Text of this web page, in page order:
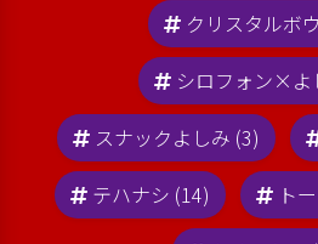
クリスタルボ
シロフォン×よ
スナックよしみ (3)
テハナシ (14)
ト